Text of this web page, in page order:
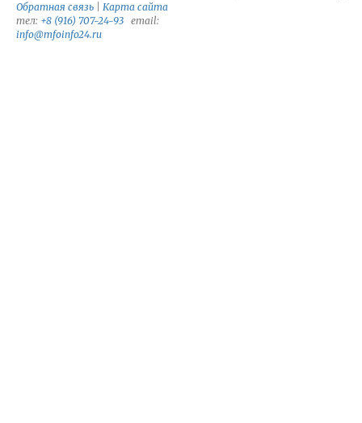
Обратная связь
Карта сайта
тел: +8 (916) 707-24-93 email:
info@mfoinfo24.ru